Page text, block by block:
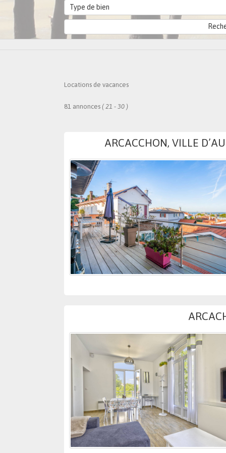
Type de bien
Locations de vacances
81 annonces ( 21 - 30 )
ARCACCHON, VILLE